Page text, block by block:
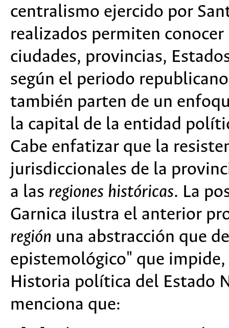
centralismo ejercido por
realizados permiten
ciudades, provincias,
según el periodo
también parten de un
la capital de la entidad
Cabe enfatizar que la
jurisdiccionales de la
a las regiones históricas. La
Garnica ilustra el anterior
región una abstracción que
epistemológico" que
Historia política del Estado
menciona que: